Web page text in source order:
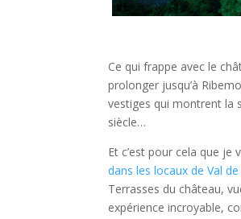
Ce qui frappe avec le
prolonger jusqu’à
vestiges qui montrent la
siècle…
Et c’est pour cela que je
dans les locaux de Val
Terrasses du château,
expérience incroyable,